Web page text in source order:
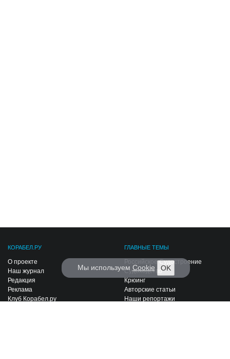
КОРАБЕЛ.РУ
О проекте
Наш журнал
Редакция
Реклама
Клуб Корабел.ру
ГЛАВНЫЕ ТЕМЫ
Российское Судостроение
Судоходство
Крюинг
Авторские статьи
Наши репортажи
Мы используем Cookie OK